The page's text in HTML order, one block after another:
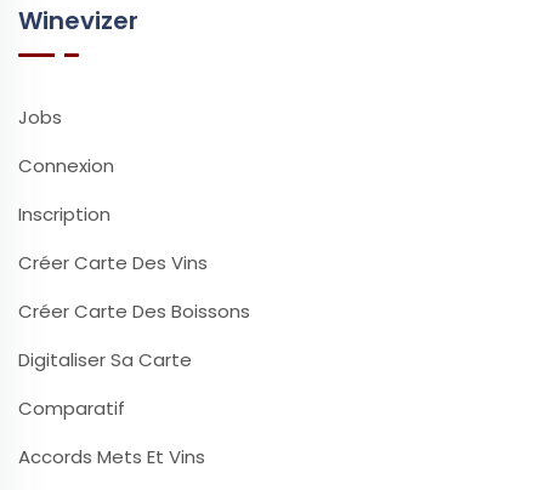
Winevizer
Jobs
Connexion
Inscription
Créer Carte Des Vins
Créer Carte Des Boissons
Digitaliser Sa Carte
Comparatif
Accords Mets Et Vins